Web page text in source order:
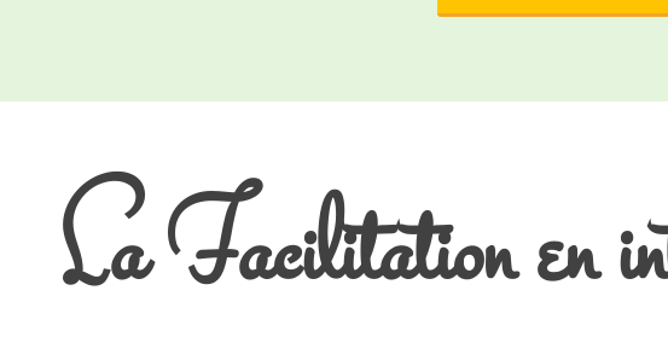
La Facilitation en